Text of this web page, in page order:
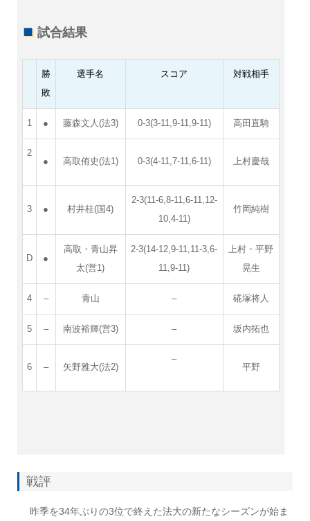
試合結果
勝
敗
選手名 スコア 対戦相手
1 ● 藤森文人(法3) 0-3(3-11,9-11,9-11) 高田直騎
2
●
高取侑史(法1) 0-3(4-11,7-11,6-11) 上村慶哉
3 ● 村井桂(国4)
2-3(11-6,8-11,6-11,12-
10,4-11)
竹岡純樹
D ●
高取・青山昇
太(営1)
2-3(14-12,9-11,11-3,6-
11,9-11)
上村・平野
晃生
4 – 青山 – 硴塚将人
5 – 南波裕輝(営3) – 坂内拓也
6 – 矢野雅大(法2)
–
平野
戦評
昨季を34年ぶりの3位で終えた法大の新たなシーズンが始ま